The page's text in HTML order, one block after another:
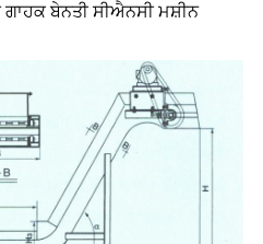
ਬੇਨਤੀ ਸੀਐਨਸੀ ਮਸ਼ੀਨ